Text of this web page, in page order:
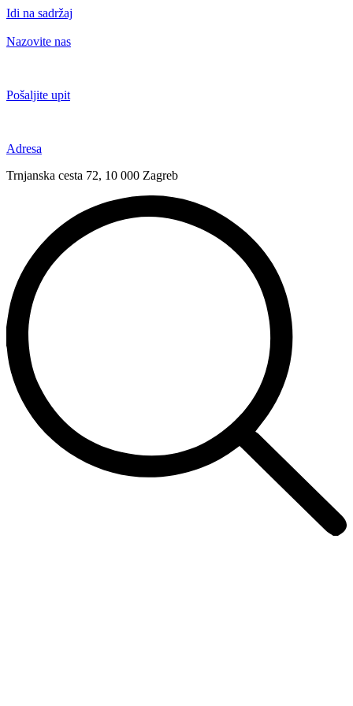
Idi na sadržaj
Nazovite nas
Pošaljite upit
Adresa
Trnjanska cesta 72, 10 000 Zagreb